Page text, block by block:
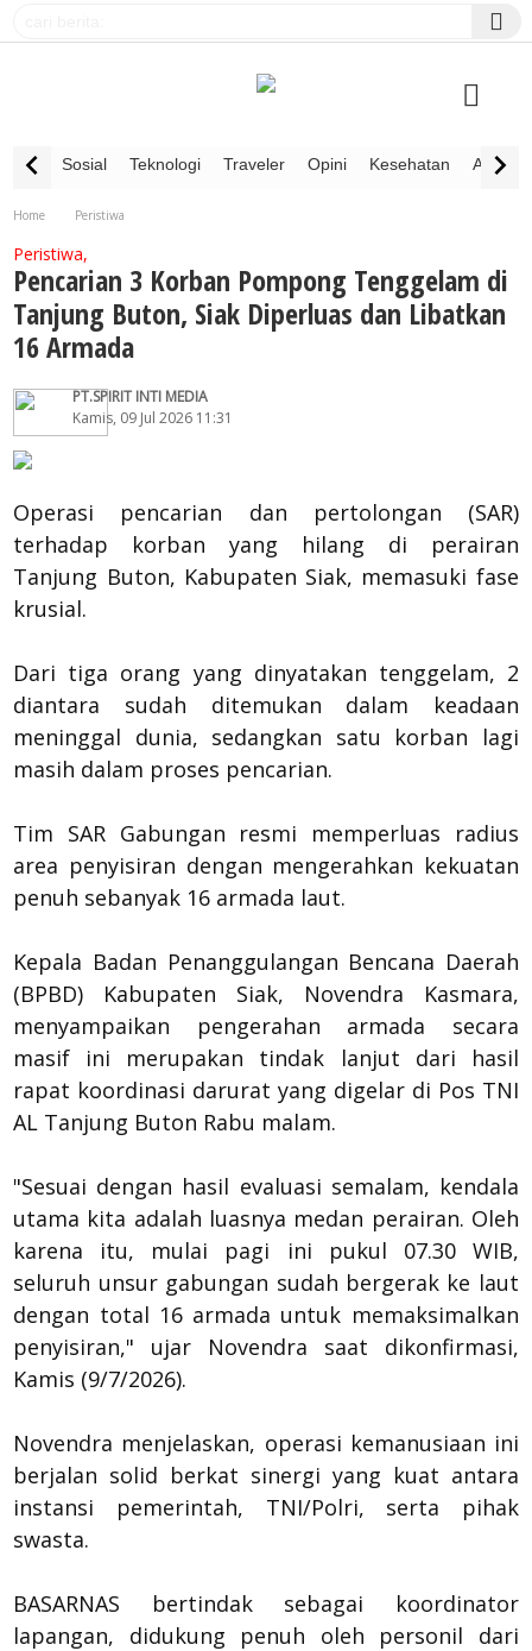
Sosial Teknologi Traveler Opini Kesehatan
Home
Peristiwa
16 Armada
Peristiwa,
Pencarian 3 Korban Pompong Tenggelam di
Tanjung Buton, Siak Diperluas dan Libatkan
16 Armada
PT.SPIRIT INTI MEDIA
Kamis, 09 Jul 2026 11:31
Operasi pencarian dan pertolongan (SAR)
terhadap korban yang hilang di perairan
Tanjung Buton, Kabupaten Siak, memasuki fase
krusial.
Dari tiga orang yang dinyatakan tenggelam, 2
diantara sudah ditemukan dalam keadaan
meninggal dunia, sedangkan satu korban lagi
masih dalam proses pencarian.
Tim SAR Gabungan resmi memperluas radius
area penyisiran dengan mengerahkan kekuatan
penuh sebanyak 16 armada laut.
​Kepala Badan Penanggulangan Bencana Daerah
(BPBD) Kabupaten Siak, Novendra Kasmara,
menyampaikan pengerahan armada secara
masif ini merupakan tindak lanjut dari hasil
rapat koordinasi darurat yang digelar di Pos TNI
AL Tanjung Buton Rabu malam.
​"Sesuai dengan hasil evaluasi semalam, kendala
utama kita adalah luasnya medan perairan. Oleh
karena itu, mulai pagi ini pukul 07.30 WIB,
seluruh unsur gabungan sudah bergerak ke laut
dengan total 16 armada untuk memaksimalkan
penyisiran," ujar Novendra saat dikonfirmasi,
Kamis (9/7/2026).
​Novendra menjelaskan, operasi kemanusiaan ini
berjalan solid berkat sinergi yang kuat antara
instansi pemerintah, TNI/Polri, serta pihak
swasta.
BASARNAS bertindak sebagai koordinator
lapangan, didukung penuh oleh personil dari